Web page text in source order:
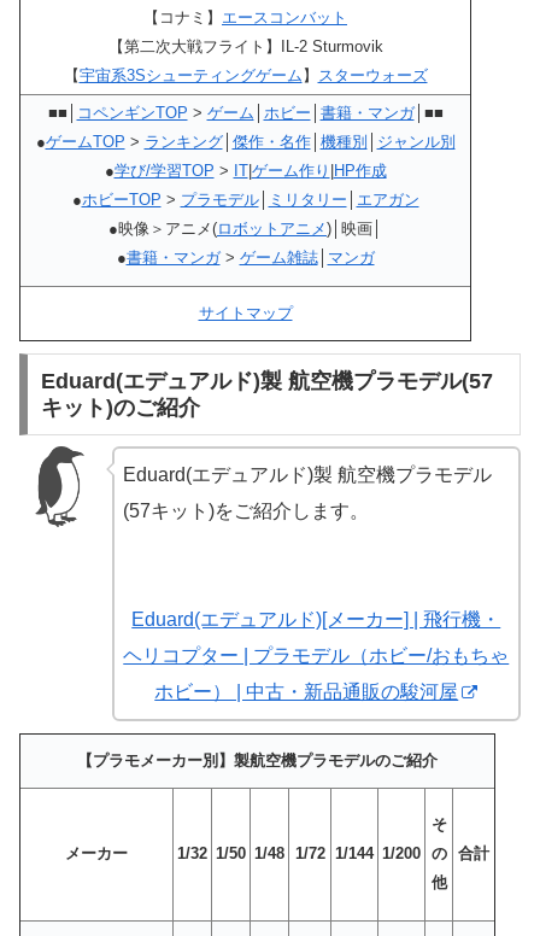
【コナミ】 エースコンバット
【第二次大戦フライト】IL-2 Sturmovik
【宇宙系3Sシューティングゲーム 】 スターウォーズ
■■│ コペンギンTOP > ゲーム ホビー 書籍・マンガ│■■
●ゲームTOP > ランキング│ 傑作・名作│ 機種別
ジャンル別
●学び/学習TOP > IT| ゲーム作り HP作成
●ホビーTOP > プラモデル│ ミリタリー
エアガン
●映像＞アニメ(ロボットアニメ)│映画│
●書籍・マンガ> ゲーム雑誌│ マンガ
サイトマップ
Eduard(エデュアルド)製 航空機プラモデル(57
キット)のご紹介
Eduard(エデュアルド)製 航空機プラモデル
(57キット)をご紹介します。
Eduard(エデュアルド)[メーカー] | 飛行機・
ヘリコプター | プラモデル（ホビー/おもちゃ
ホビー） | 中古・新品通販の駿河屋
【プラモメーカー別】製航空機プラモデルのご紹介
メーカー 1/32 1/50 1/48 1/72 1/144 1/200
そ
の
他
合計